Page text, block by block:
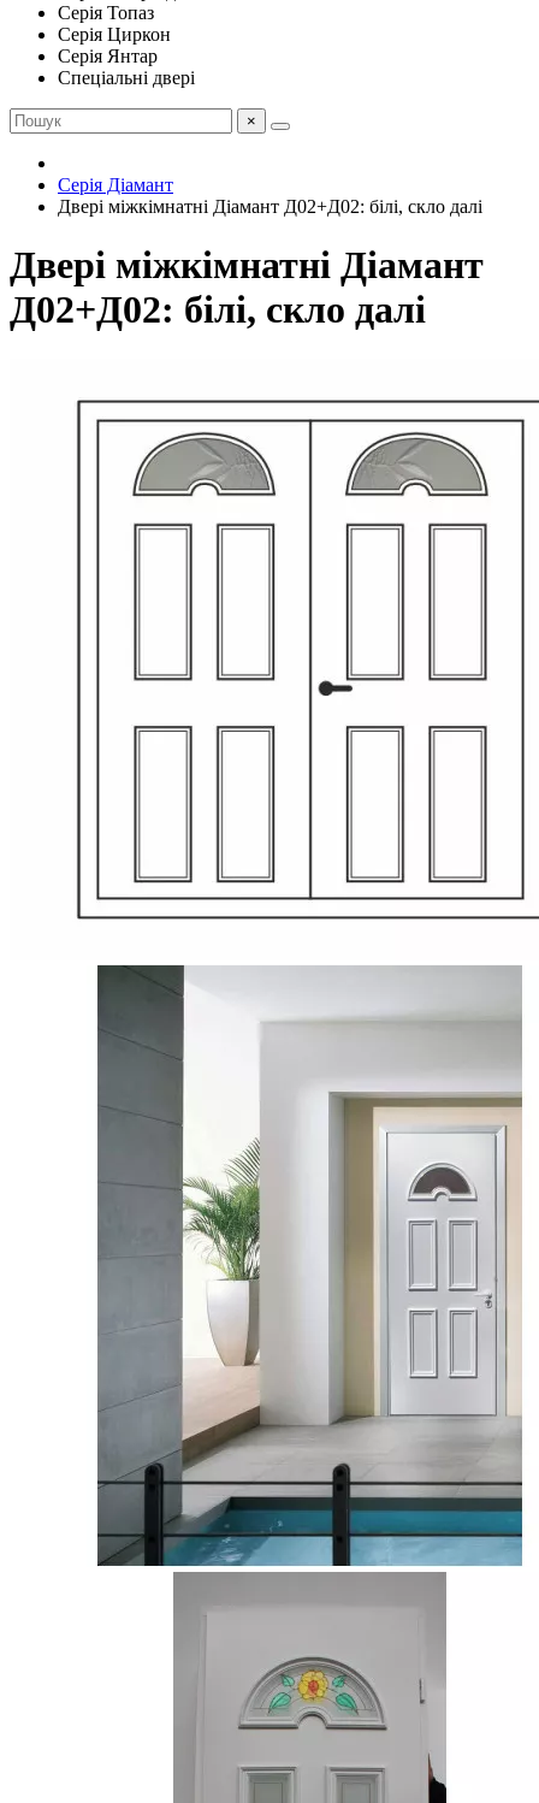
Серія Топаз
Серія Циркон
Серія Янтар
Спеціальні двері
×
Серія Діамант
Двері міжкімнатні Діамант Д02+Д02: білі, скло далі
Двері міжкімнатні Діамант
Д02+Д02: білі, скло далі